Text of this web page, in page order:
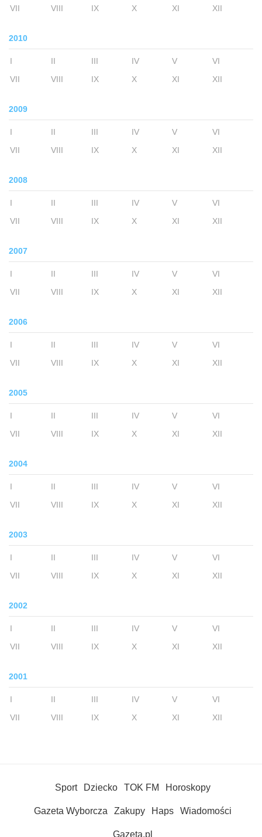
VII
VIII IX X XI XII
2010
I II III IV V
VI
VII
VIII IX X XI XII
2009
I II III IV V
VI
VII
VIII IX X XI XII
2008
I II III IV V
VI
VII
VIII IX X XI XII
2007
I II III IV V
VI
VII
VIII IX X XI XII
2006
I II III IV V
VI
VII
VIII IX X XI XII
2005
I II III IV V
VI
VII
VIII IX X XI XII
2004
I II III IV V
VI
VII
VIII IX X XI XII
2003
I II III IV V
VI
VII
VIII IX X XI XII
2002
I II III IV V
VI
VII
VIII IX X XI XII
2001
I II III IV V
VI
VII
VIII IX X XI XII
Sport Dziecko TOK FM Horoskopy
Gazeta Wyborcza Zakupy Haps Wiadomości
Gazeta.pl